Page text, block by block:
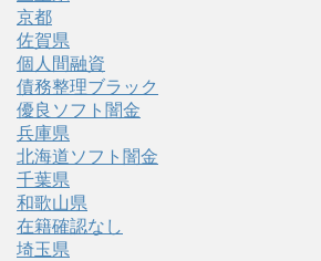
京都
佐賀県
個人間融資
債務整理ブラック
優良ソフト闇金
兵庫県
北海道ソフト闇金
千葉県
和歌山県
在籍確認なし
埼玉県